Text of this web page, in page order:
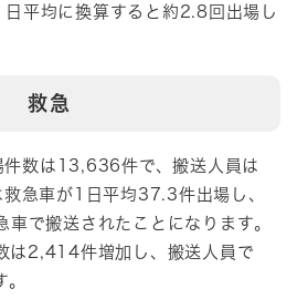
平均に換算すると約2.8回出場し
救急
数は13,636件で、搬送人員は
急車が1日平均37.3件出場し、
で搬送されたことになります｡
は2,414件増加し、搬送人員で